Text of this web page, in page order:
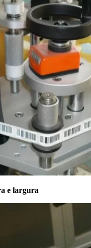
e largura